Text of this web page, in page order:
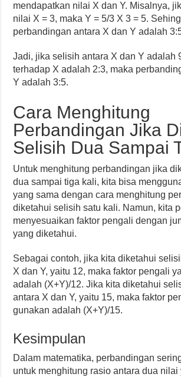
mendapatkan nilai X dan Y. Misalnya,
nilai X = 3, maka Y = 5/3 X 3 = 5.
perbandingan antara X dan Y adalah
Jadi, jika selisih antara X dan Y adalah
terhadap X adalah 2:3, maka
Y adalah 3:5.
Cara Menghitung
Perbandingan Jika
Selisih Dua Sampai
Untuk menghitung perbandingan jika
dua sampai tiga kali, kita bisa
yang sama dengan cara menghitung
diketahui selisih satu kali. Namun, kita
menyesuaikan faktor pengali dengan
yang diketahui.
Sebagai contoh, jika kita diketahui
X dan Y, yaitu 12, maka faktor pengali
adalah (X+Y)/12. Jika kita diketahui
antara X dan Y, yaitu 15, maka faktor
gunakan adalah (X+Y)/15.
Kesimpulan
Dalam matematika, perbandingan
untuk menghitung rasio antara dua nilai